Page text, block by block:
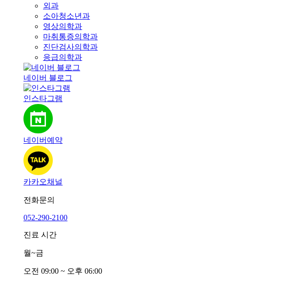
외과
소아청소년과
영상의학과
마취통증의학과
진단검사의학과
응급의학과
네이버 블로그
인스타그램
네이버예약
카카오채널
전화문의
052-290-2100
진료 시간
월~금
오전 09:00 ~ 오후 06:00